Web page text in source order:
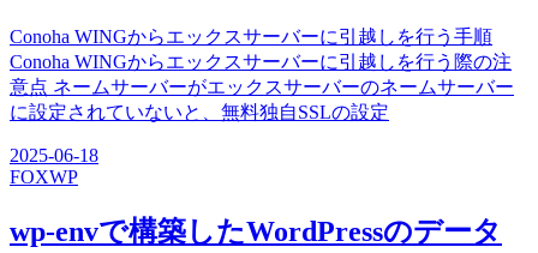
Conoha WINGからエックスサーバーに引越しを行う手順
Conoha WINGからエックスサーバーに引越しを行う際の注
意点 ネームサーバーがエックスサーバーのネームサーバー
に設定されていないと、無料独自SSLの設定
2025-06-18
FOXWP
wp-envで構築したWordPressのデータ